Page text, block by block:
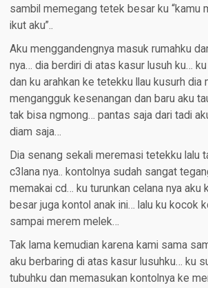
sambil memegang tetek besar ku “kamu
ikut aku”..
Aku menggandengnya masuk rumahku
nya… dia berdiri di atas kasur lusuh ku…
dan ku arahkan ke tetekku llau kusurh dia
mengangguk kesenangan dan baru aku
tak bisa ngmong… pantas saja dari tadi
diam saja…
Dia senang sekali meremasi tetekku lalu
c3lana nya.. kontolnya sudah sangat
memakai cd… ku turunkan celana nya aku
besar juga kontol anak ini… lalu ku kocok
sampai merem melek…
Tak lama kemudian karena kami sama
aku berbaring di atas kasur lusuhku… ku
tubuhku dan memasukan kontolnya ke